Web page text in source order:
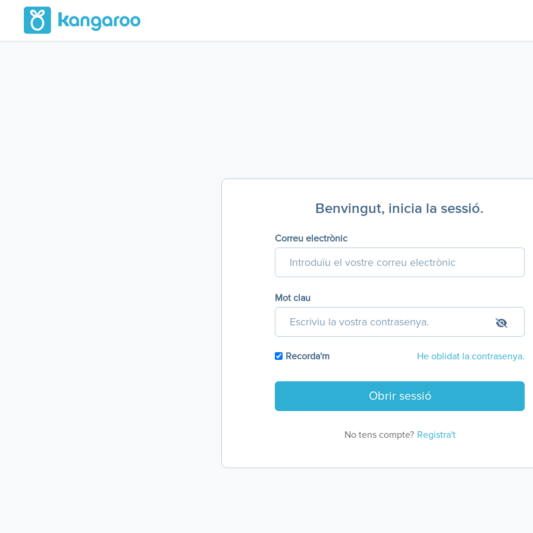
Benvingut, inicia la sessió.
Correu electrònic
Mot clau
Recorda'm He oblidat la contrasenya.
No tens compte? Registra't